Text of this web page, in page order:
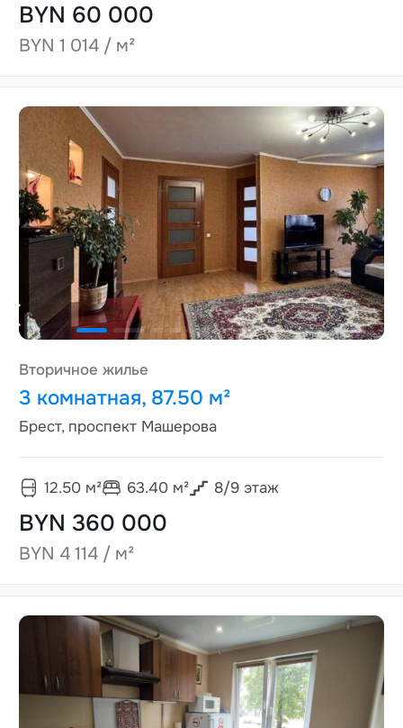
BYN 60 000
BYN 1 014 / м²
Вторичное жилье
3 комнатная, 87.50 м²
Брест, проспект Машерова
12.50м² 63.40м² 8/9этаж
BYN 360 000
BYN 4 114 / м²